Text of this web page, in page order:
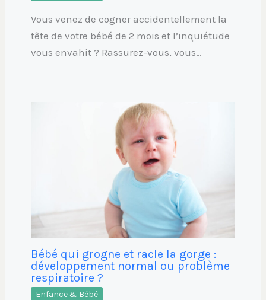
Vous venez de cogner accidentellement la
tête de votre bébé de 2 mois et l’inquiétude
vous envahit ? Rassurez-vous, vous…
Bébé qui grogne et racle la gorge :
développement normal ou problème
respiratoire ?
Enfance & Bébé